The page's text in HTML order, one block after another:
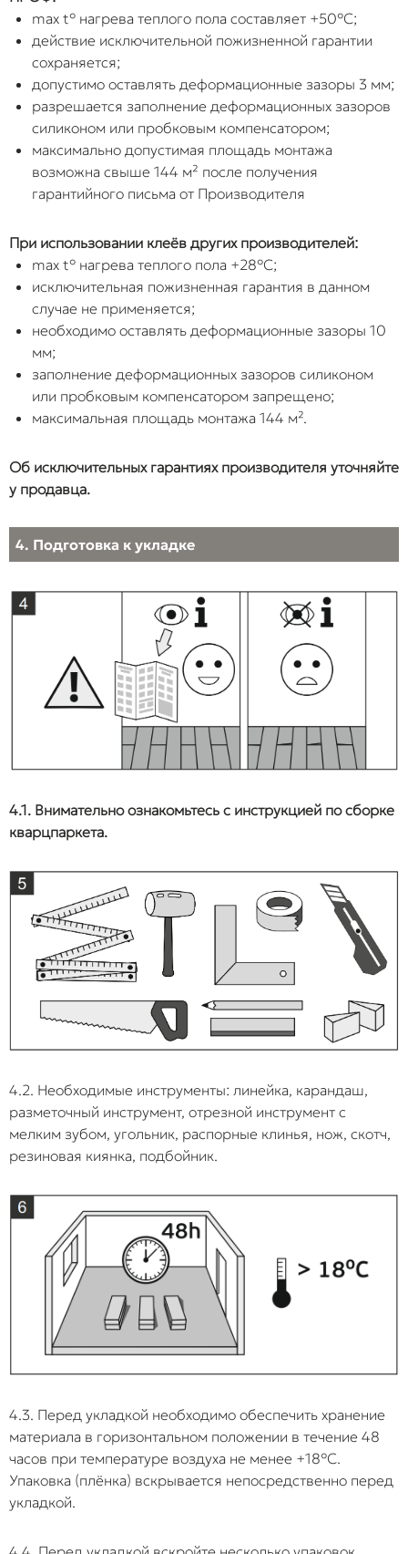
max t° нагрева теплого пола составляет +50°C;
действие исключительной пожизненной гарантии
сохраняется;
допустимо оставлять деформационные зазоры 3 мм;
разрешается заполнение деформационных зазоров
силиконом или пробковым компенсатором;
максимально допустимая площадь монтажа
возможна свыше 144 м² после получения
гарантийного письма от Производителя
При использовании клеёв других производителей:
max t° нагрева теплого пола +28°C;
исключительная пожизненная гарантия в данном
случае не применяется;
необходимо оставлять деформационные зазоры 10
мм;
заполнение деформационных зазоров силиконом
или пробковым компенсатором запрещено;
максимальная площадь монтажа 144 м².
Об исключительных гарантиях производителя уточняйте
у продавца.
4. Подготовка к укладке
4.1. Внимательно ознакомьтесь с инструкцией по сборке
кварцпаркета.
4.2. Необходимые инструменты: линейка, карандаш,
разметочный инструмент, отрезной инструмент с
мелким зубом, угольник, распорные клинья, нож, скотч,
резиновая киянка, подбойник.
4.3. Перед укладкой необходимо обеспечить хранение
материала в горизонтальном положении в течение 48
часов при температуре воздуха не менее +18°C.
Упаковка (плёнка) вскрывается непосредственно перед
укладкой.